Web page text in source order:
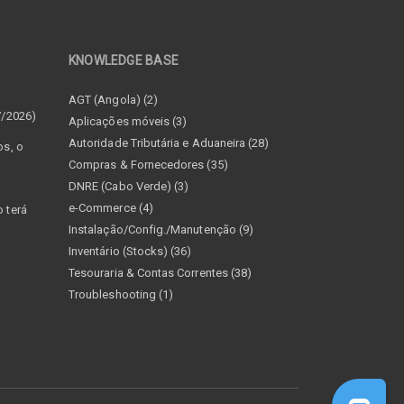
2026)
o
terá
KNOWLEDGE BASE
AGT (Angola) (2)
Aplicações móveis (3)
Autoridade Tributária e Aduaneira (28)
Compras & Fornecedores (35)
DNRE (Cabo Verde) (3)
e-Commerce (4)
Instalação/Config./Manutenção (9)
Inventário (Stocks) (36)
Tesouraria & Contas Correntes (38)
Troubleshooting (1)